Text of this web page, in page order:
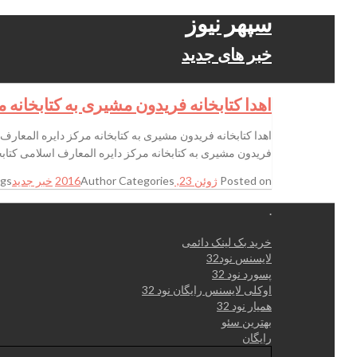
سپهر نیوز
خبر های جدید
اهدا کتابخانه فریدون مشیری به
فریدون مشیری به کتابخانه مرکز دایره المعارف اسلامی کتابخانۀ
Posted on ژوئن 23, 2016 AuthorCategories خبر جدید
.
خرید بک لینک دائمی
لایسنس نود32
پسورد نود 32
اوکلی لایسنس رایگان نود 32
همیار نود 32
بهترین سئو
رایگان